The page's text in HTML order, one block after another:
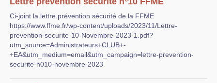
Ci-joint la lettre prévention sécurité de la FFME
https://www.ffme.fr/wp-content/uploads/2023/11/Lettre-
prevention-securite-10-Novembre-2023-1.pdf?
utm_source=Administrateurs+CLUB+-
+EA&utm_medium=email&utm_campaign=lettre-prevention-
securite-n010-novembre-2023